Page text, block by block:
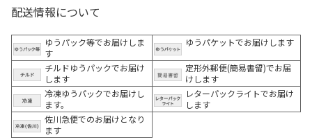
配送情報について
ゆうパック等でお届けしま
す
ゆうパケットでお届けします
チルドゆうパックでお届け
します
定形外郵便(簡易書留)でお届
けします
冷凍ゆうパックでお届けし
ます。
レターパックライトでお届け
します
佐川急便でのお届けとなり
ます